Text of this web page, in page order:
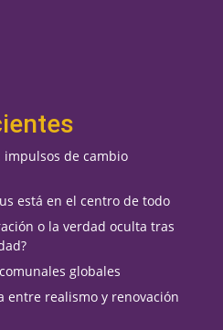
impulsos de cambio
está en el centro de todo
o la verdad oculta tras
globales
entre realismo y renovación